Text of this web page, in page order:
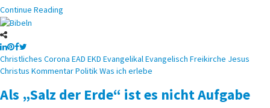
Continue Reading
Posted
in
Christliches Corona EAD EKD EvangelikalEvangelisch Freikirche Jesus
Christus KommentarPolitikWas ich erlebe
Als „Salz der Erde“ ist es nicht Aufgabe